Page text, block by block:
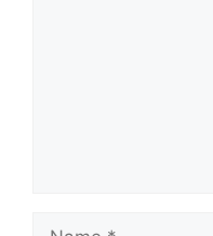
Name